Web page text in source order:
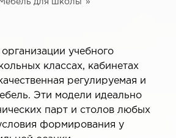
Мебель для школы
учебного
классах, кабинетах
регулируемая и
Эти модели идеально
парт и столов любых
формирования у